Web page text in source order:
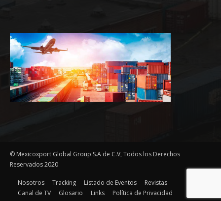
© Mexicoxport Global Group S.A de C.V, Todos los Derechos
Reservados 2020
Nosotros Tracking Listado de Eventos
Revistas
Canal de TV
Glosario Links Política de Privacidad